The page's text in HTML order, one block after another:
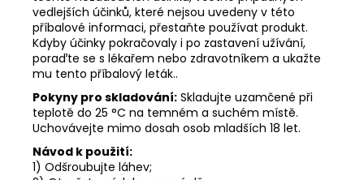
vedlejších účinků, které nejsou uvedeny v této
příbalové informaci, přestaňte používat produkt.
Kdyby účinky pokračovaly i po zastavení užívání,
poraďte se s lékařem nebo zdravotníkem a ukažte
mu tento příbalový leták..
Pokyny pro skladování: Skladujte uzamčené při
teplotě do 25 °C na temném a suchém místě.
Uchovávejte mimo dosah osob mladších 18 let.
Návod k použití:
1) Odšroubujte láhev;